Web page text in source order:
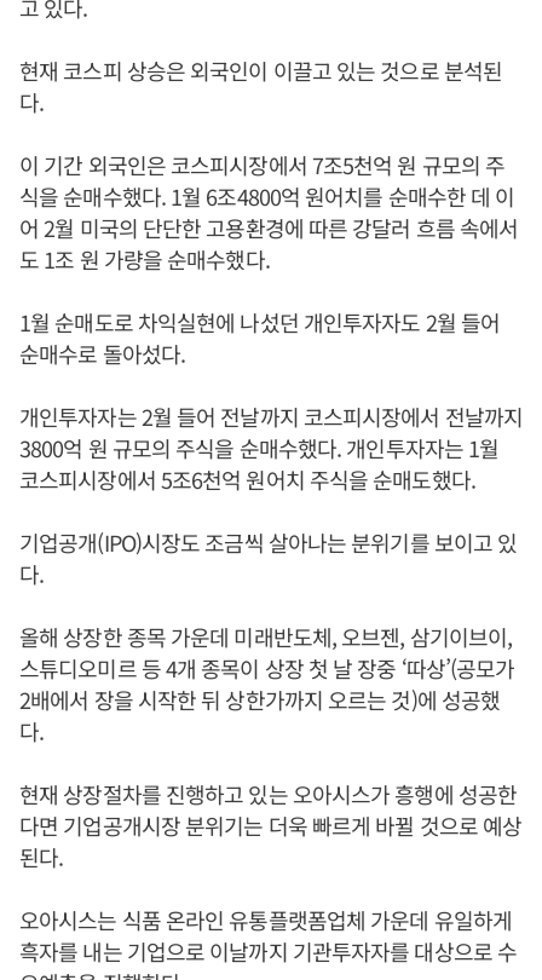
고 있다.
현재 코스피 상승은 외국인이 이끌고 있는 것으로 분석된
다.
이 기간 외국인은 코스피시장에서 7조5천억 원 규모의 주
식을 순매수했다. 1월 6조4800억 원어치를 순매수한 데 이
어 2월 미국의 단단한 고용환경에 따른 강달러 흐름 속에서
도 1조 원 가량을 순매수했다.
1월 순매도로 차익실현에 나섰던 개인투자자도 2월 들어
순매수로 돌아섰다.
개인투자자는 2월 들어 전날까지 코스피시장에서 전날까지
3800억 원 규모의 주식을 순매수했다. 개인투자자는 1월
코스피시장에서 5조6천억 원어치 주식을 순매도했다.
기업공개(IPO)시장도 조금씩 살아나는 분위기를 보이고 있
다.
올해 상장한 종목 가운데 미래반도체, 오브젠, 삼기이브이,
스튜디오미르 등 4개 종목이 상장 첫 날 장중 ‘따상’(공모가
2배에서 장을 시작한 뒤 상한가까지 오르는 것)에 성공했
다.
현재 상장절차를 진행하고 있는 오아시스가 흥행에 성공한
다면 기업공개시장 분위기는 더욱 빠르게 바뀔 것으로 예상
된다.
오아시스는 식품 온라인 유통플랫폼업체 가운데 유일하게
흑자를 내는 기업으로 이날까지 기관투자자를 대상으로 수